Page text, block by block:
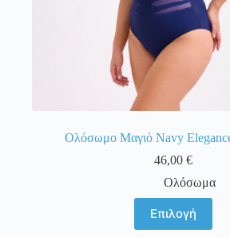
Ολόσωμο Μαγιό Navy
46,00€
Ολόσωμα
Επιλογή
το
προϊόν